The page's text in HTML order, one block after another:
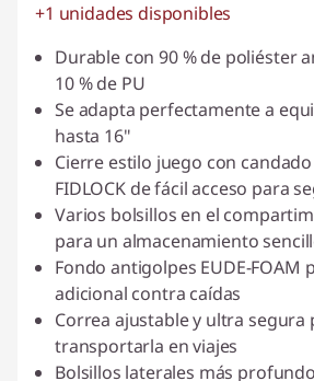
Descuento prod (inc IVA) :
+1 unidades disponibles
Durable con 90 % de poliéster
10 % de PU
Se adapta perfectamente a
hasta 16"
Cierre estilo juego con
FIDLOCK de fácil acceso para
Varios bolsillos en el
para un almacenamiento
Fondo antigolpes EUDE-FOAM
adicional contra caídas
Correa ajustable y ultra segura
transportarla en viajes
Bolsillos laterales más